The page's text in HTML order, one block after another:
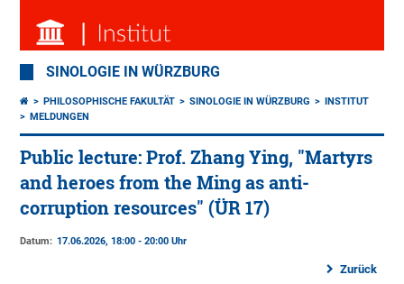
SINOLOGIE IN WÜRZBURG
PHILOSOPHISCHE FAKULTÄT SINOLOGIE IN WÜRZBURG
INSTITUT
MELDUNGEN
Public lecture: Prof. Zhang Ying, "Martyrs
and heroes from the Ming as anti-
corruption resources" (ÜR 17)
Datum: 17.06.2026, 18:00 - 20:00 Uhr
Zurück